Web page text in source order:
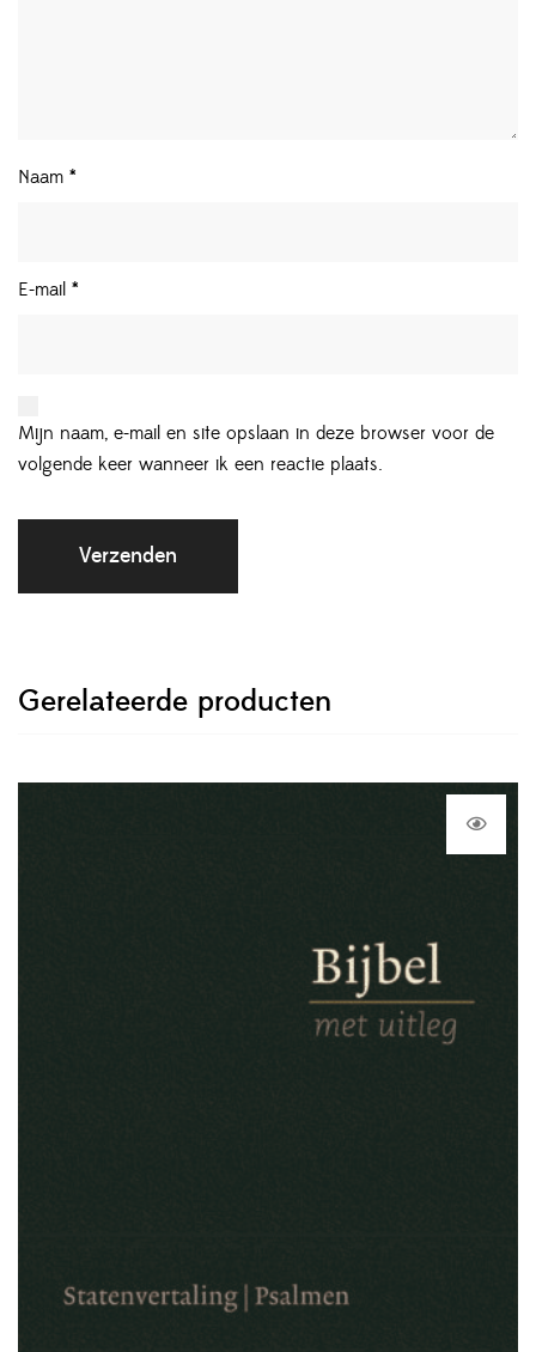
Naam *
E-mail *
Mijn naam, e-mail en site opslaan in deze browser voor de
volgende keer wanneer ik een reactie plaats.
Gerelateerde producten